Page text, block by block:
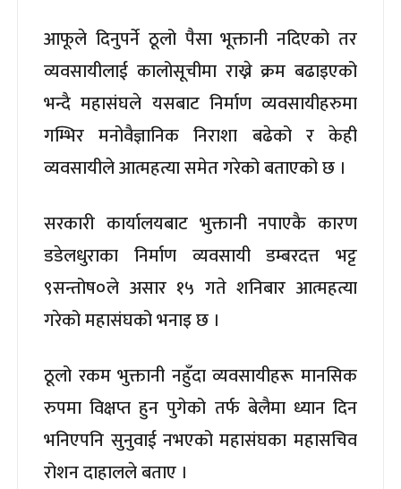
आफूले दिनुपर्ने ठूलो पैसा भूक्तानी नदिएको तर
व्यवसायीलाई कालोसूचीमा राख्ने क्रम बढाइएको
भन्दै महासंघले यसबाट निर्माण व्यवसायीहरुमा
गम्भिर मनोवैज्ञानिक निराशा बढेको र केही
व्यवसायीले आत्महत्या समेत गरेको बताएको छ ।
सरकारी कार्यालयबाट भुक्तानी नपाएकै कारण
डडेलधुराका निर्माण व्यवसायी डम्बरदत्त भट्ट
९सन्तोष०ले असार १५ गते शनिबार आत्महत्या
गरेको महासंघको भनाइ छ ।
ठूलो रकम भुक्तानी नहुँदा व्यवसायीहरू मानसिक
रुपमा विक्षप्त हुन पुगेको तर्फ बेलैमा ध्यान दिन
भनिएपनि सुनुवाई नभएको महासंघका महासचिव
रोशन दाहालले बताए ।